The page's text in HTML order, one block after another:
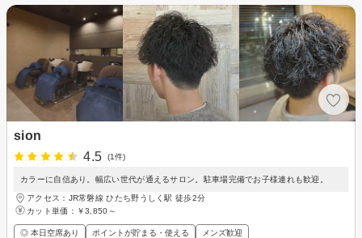
sion
4.5
(1件)
カラーに自信あり。幅広い世代が通えるサロン。駐車場完備でお子様連れも歓迎。
アクセス：JR常磐線 ひたち野うしく駅 徒歩2分
カット単価： ￥3,850～
◎ 本日空席あり ポイントが貯まる・使える メンズ歓迎